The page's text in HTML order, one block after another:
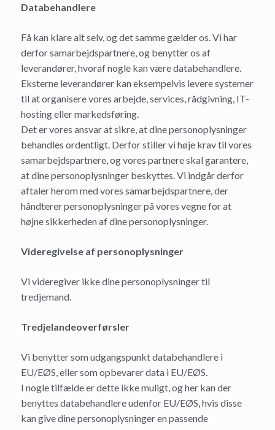
Databehandlere
Få kan klare alt selv, og det samme gælder os. Vi har
derfor samarbejdspartnere, og benytter os af
leverandører, hvoraf nogle kan være databehandlere.
Eksterne leverandører kan eksempelvis levere systemer
til at organisere vores arbejde, services, rådgivning, IT-
hosting eller markedsføring.
Det er vores ansvar at sikre, at dine personoplysninger
behandles ordentligt. Derfor stiller vi høje krav til vores
samarbejdspartnere, og vores partnere skal garantere,
at dine personoplysninger beskyttes. Vi indgår derfor
aftaler herom med vores samarbejdspartnere, der
håndterer personoplysninger på vores vegne for at
højne sikkerheden af dine personoplysninger.
Videregivelse af personoplysninger
Vi videregiver ikke dine personoplysninger til
tredjemand.
Tredjelandeoverførsler
Vi benytter som udgangspunkt databehandlere i
EU/EØS, eller som opbevarer data i EU/EØS.
I nogle tilfælde er dette ikke muligt, og her kan der
benyttes databehandlere udenfor EU/EØS, hvis disse
kan give dine personoplysninger en passende